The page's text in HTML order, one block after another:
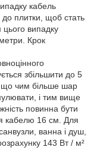
кабель
до плитки, щоб стать
випадку
Крок
збільшити до 5
що чим більше шар
і тим вище
повинна бути
кабелю 16 см. Для
ванна і душ,
143 Вт / м²